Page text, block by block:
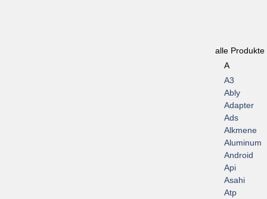
alle
A
A3
Ably
Adapter
Ads
Alkmene
Aluminum
Android
Api
Asahi
Atp